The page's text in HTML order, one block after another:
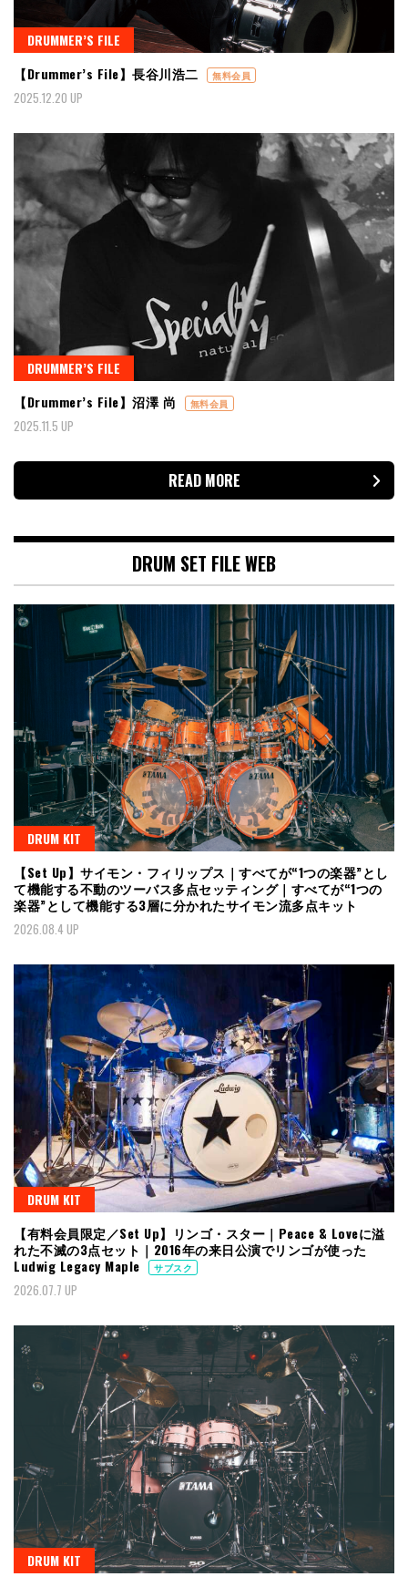
DRUMMER’S FILE
【Drummer’s File】長谷川浩二
無料会員
2025.12.20 UP
DRUMMER’S FILE
【Drummer’s File】沼澤 尚
無料会員
2025.11.5 UP
READ MORE
DRUM SET FILE WEB
DRUM KIT
【Set Up】サイモン・フィリップス｜すべてが“1つの楽器”とし
て機能する不動のツーバス多点セッティング｜すべてが“1つの
楽器”として機能する3層に分かれたサイモン流多点キット
2026.08.4 UP
DRUM KIT
【有料会員限定／Set Up】リンゴ・スター｜Peace & Loveに溢
れた不滅の3点セット｜2016年の来日公演でリンゴが使った
Ludwig Legacy Maple
サブスク
2026.07.7 UP
DRUM KIT